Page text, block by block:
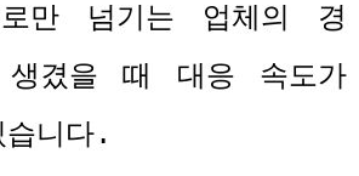
만 넘기는 업체의 경
생겼을 때 대응 속도가
니다.